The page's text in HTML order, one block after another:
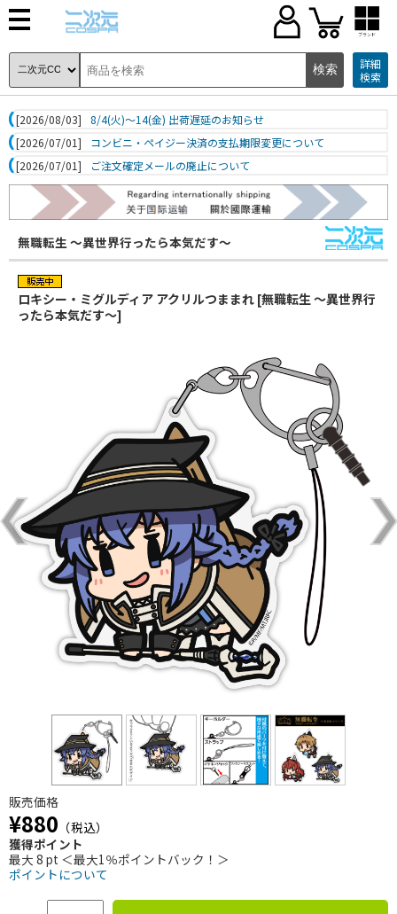
ブランド
詳細
検索
[2026/08/03]
8/4(火)～14(金) 出荷遅延のお知らせ
[2026/07/01]
コンビニ・ペイジー決済の支払期限変更について
[2026/07/01]
ご注文確定メールの廃止について
無職転生 ～異世界行ったら本気だす～
ロキシー・ミグルディア アクリルつままれ [無職転生 ～異世界行
ったら本気だす～]
販売価格
¥880 （税込）
獲得ポイント
最大 8 pt ＜最大1％ポイントバック！＞
ポイントについて